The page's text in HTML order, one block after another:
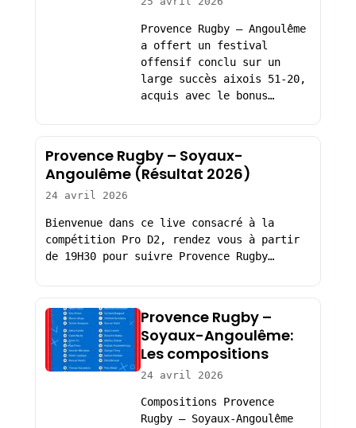
Provence Rugby – Angoulême
a offert un festival
offensif conclu sur un
large succès aixois 51-20,
acquis avec le bonus…
Provence Rugby – Soyaux-
Angoulême (Résultat 2026)
24 avril 2026
Bienvenue dans ce live consacré à la
compétition Pro D2, rendez vous à partir
de 19H30 pour suivre Provence Rugby…
Provence Rugby –
Soyaux-Angoulême:
Les compositions
24 avril 2026
Compositions Provence
Rugby – Soyaux-Angoulême